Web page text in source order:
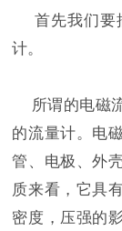
首先我们要
计。
所谓的电磁
的流量计。电
管、电极、外
质来看，它具
密度，压强的